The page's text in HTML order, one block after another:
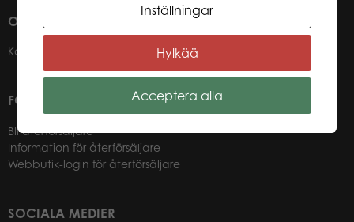
OM OSS
Kontakter
FÖR VÅRA ÅTERFÖRSÄLJARE
Bli återförsäljare
Information för återförsäljare
Webbutik-login för återförsäljare
SOCIALA MEDIER
Inställningar
Hylkää
Acceptera alla